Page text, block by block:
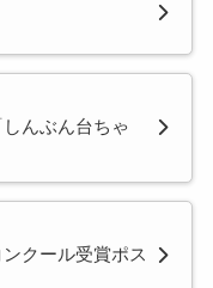
んぶん台ちゃ
クール受賞ポス